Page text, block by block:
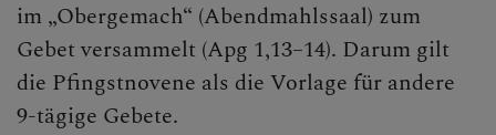
Karwoche
Ostern
im „Obergemach“ (Abendmahlssaal) zum
Gebet versammelt (Apg 1,13–14). Darum gilt
die Pfingstnovene als die Vorlage für andere
9-tägige Gebete.